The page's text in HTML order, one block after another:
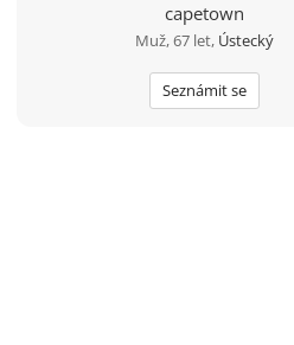
capetown
Muž, 67 let, Ústecký
Seznámit se